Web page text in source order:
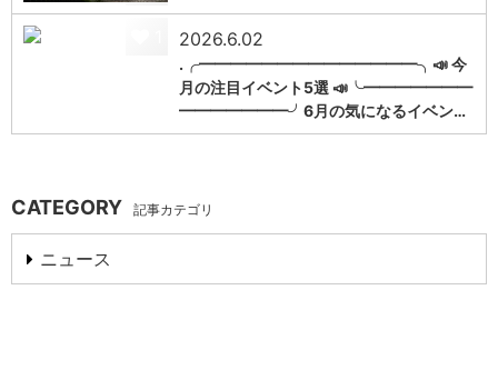
2026.6.02
.╭━━━━━━━━━━━━━━╮📣 今
月の注目イベント5選 📣╰━━━━━━━
━━━━━━━╯6月の気になるイベン…
CATEGORY 記事カテゴリ
ニュース